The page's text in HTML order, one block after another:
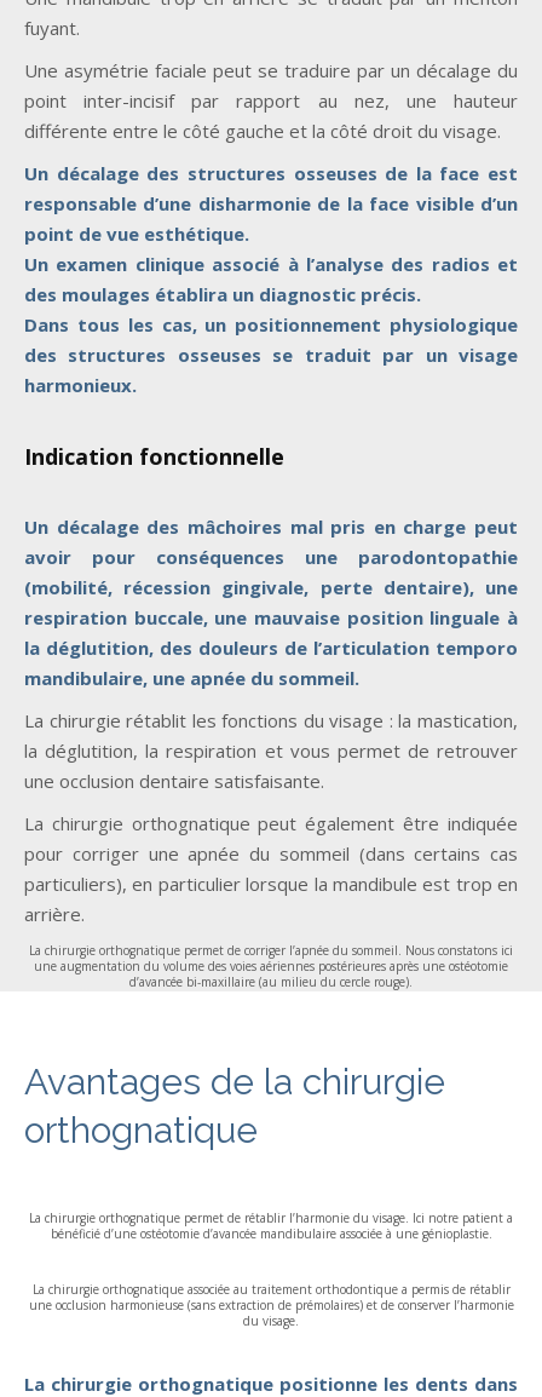
fuyant.
Une asymétrie faciale peut se traduire par un décalage du
point inter-incisif par rapport au nez, une hauteur
différente entre le côté gauche et la côté droit du visage.
Un décalage des structures osseuses de la face est
responsable d’une disharmonie de la face visible d’un
point de vue esthétique.
Un examen clinique associé à l’analyse des radios et
des moulages établira un diagnostic précis.
Dans tous les cas, un positionnement physiologique
des structures osseuses se traduit par un visage
harmonieux.
Indication fonctionnelle
Un décalage des mâchoires mal pris en charge peut
avoir pour conséquences une parodontopathie
(mobilité, récession gingivale, perte dentaire), une
respiration buccale, une mauvaise position linguale à
la déglutition, des douleurs de l’articulation temporo
mandibulaire, une apnée du sommeil.
La chirurgie rétablit les fonctions du visage : la mastication,
la déglutition, la respiration et vous permet de retrouver
une occlusion dentaire satisfaisante.
La chirurgie orthognatique peut également être indiquée
pour corriger une apnée du sommeil (dans certains cas
particuliers), en particulier lorsque la mandibule est trop en
arrière.
La chirurgie orthognatique permet de corriger l’apnée du sommeil. Nous constatons ici
une augmentation du volume des voies aériennes postérieures après une ostéotomie
d’avancée bi-maxillaire (au milieu du cercle rouge).
Avantages de la chirurgie
orthognatique
La chirurgie orthognatique permet de rétablir l’harmonie du visage. Ici notre patient a
bénéficié d’une ostéotomie d’avancée mandibulaire associée à une génioplastie.
La chirurgie orthognatique associée au traitement orthodontique a permis de rétablir
une occlusion harmonieuse (sans extraction de prémolaires) et de conserver l’harmonie
du visage.
La chirurgie orthognatique positionne les dents dans